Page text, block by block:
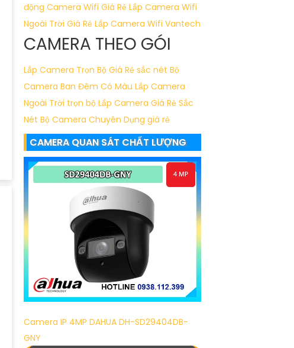
động Camera Wifi Giá Rẻ Lắp Camera Wifi
Ngoài Trời Giá Rẻ Lắp Camera Wifi Vantech
CAMERA THEO GÓI
Lắp Camera Trọn Bộ Giá Rẻ sắc nét Bộ
Camera Ban Đêm Có Màu Lắp Camera
Ngoài Trời trọn bộ Lắp Camera Giá Rẻ Sắc
Nét Bộ Camera Chuyên Dụng giá rẻ
CAMERA QUAN SÁT CHẤT LƯỢNG
Camera IP 4MP DAHUA DH-SD29404DB-
GNY